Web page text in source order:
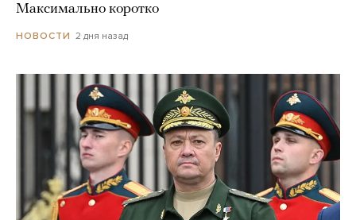
Максимально коротко
НОВОСТИ 2 дня назад